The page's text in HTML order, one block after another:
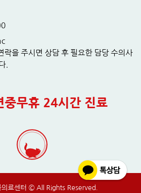
락을 주시면 상담 후 필요한 담당 수의사
.
중무휴 24시간 진료
의료센터 © All Rights Reserved.